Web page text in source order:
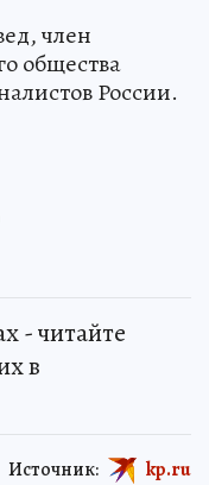
член
общества
России.
- читайте
в
Источник: kp.ru